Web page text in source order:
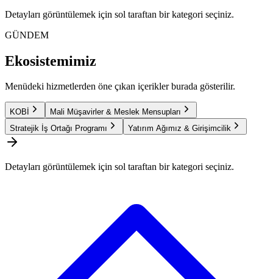
Detayları görüntülemek için sol taraftan bir kategori seçiniz.
GÜNDEM
Ekosistemimiz
Menüdeki hizmetlerden öne çıkan içerikler burada gösterilir.
KOBİ
Mali Müşavirler & Meslek Mensupları
Stratejik İş Ortağı Programı
Yatırım Ağımız & Girişimcilik
Detayları görüntülemek için sol taraftan bir kategori seçiniz.